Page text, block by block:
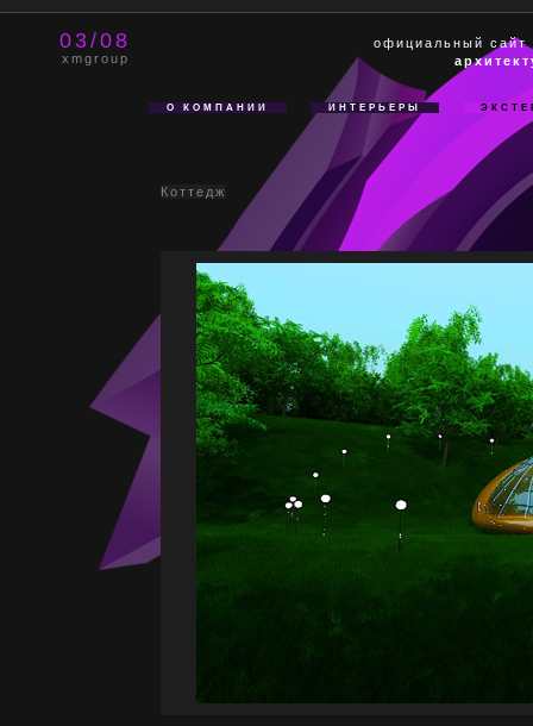
03/08
xmgroup
официальный сайт
О КОМПАНИИ ИНТЕРЬЕРЫ
Коттедж